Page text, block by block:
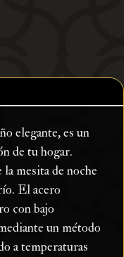
elegante, es un
de tu hogar.
mesita de noche
El acero
con bajo
un método
a temperaturas